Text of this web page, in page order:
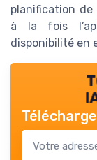
planification de
à la fois
disponibilité en